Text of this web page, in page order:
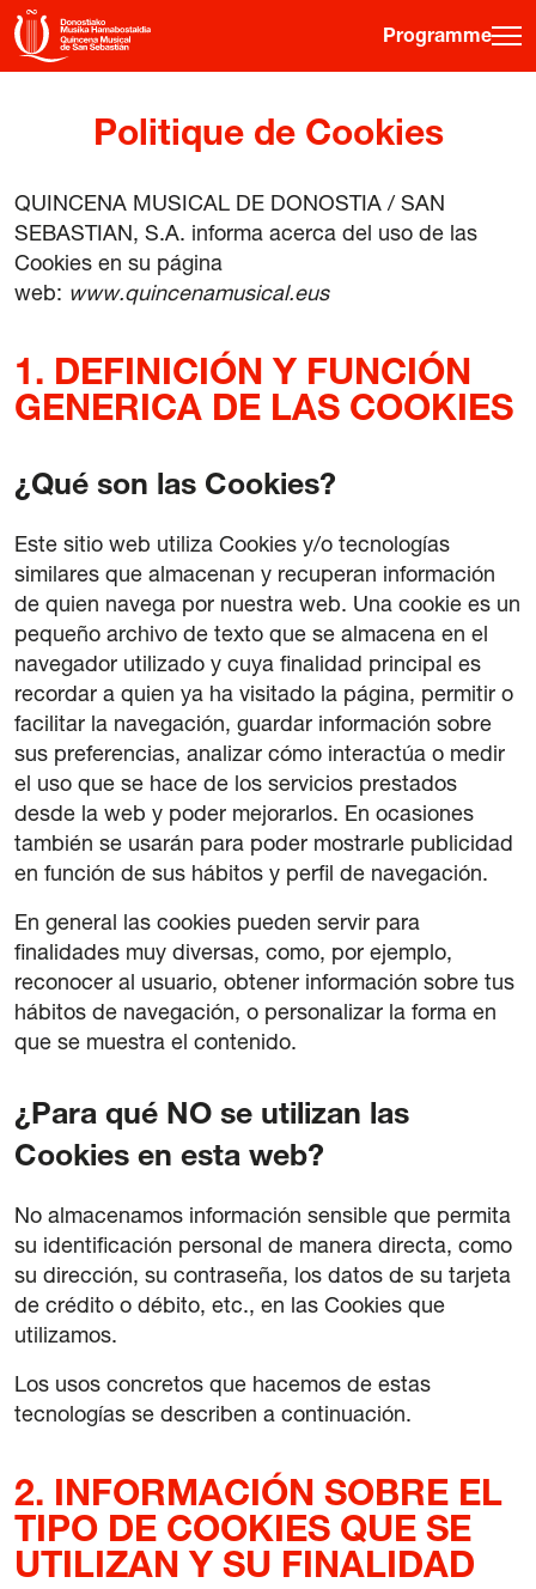
Programme
ES EU · FR · EN
Programme
Informations sur les billets
Jeune public
Quinzaine musicale
Histoire
Affiches
42 Cours International Orgue Romantique
La quinzaine verte
Amis
Informations
Contact
Newsletter
Mention légale
Politique de Cookies
Politique de Cookies
QUINCENA MUSICAL DE DONOSTIA / SAN
SEBASTIAN, S.A. informa acerca del uso de las
Cookies en su página
web: www.quincenamusical.eus
1. DEFINICIÓN Y FUNCIÓN
GENERICA DE LAS COOKIES
¿Qué son las Cookies?
Este sitio web utiliza Cookies y/o tecnologías
similares que almacenan y recuperan información
de quien navega por nuestra web. Una cookie es un
pequeño archivo de texto que se almacena en el
navegador utilizado y cuya finalidad principal es
recordar a quien ya ha visitado la página, permitir o
facilitar la navegación, guardar información sobre
sus preferencias, analizar cómo interactúa o medir
el uso que se hace de los servicios prestados
desde la web y poder mejorarlos. En ocasiones
también se usarán para poder mostrarle publicidad
en función de sus hábitos y perfil de navegación.
En general las cookies pueden servir para
finalidades muy diversas, como, por ejemplo,
reconocer al usuario, obtener información sobre tus
hábitos de navegación, o personalizar la forma en
que se muestra el contenido.
¿Para qué NO se utilizan las
Cookies en esta web?
No almacenamos información sensible que permita
su identificación personal de manera directa, como
su dirección, su contraseña, los datos de su tarjeta
de crédito o débito, etc., en las Cookies que
utilizamos.
Los usos concretos que hacemos de estas
tecnologías se describen a continuación.
2. INFORMACIÓN SOBRE EL
TIPO DE COOKIES QUE SE
UTILIZAN Y SU FINALIDAD